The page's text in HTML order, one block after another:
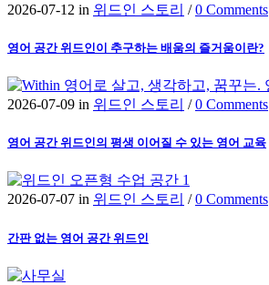
2026-07-12 in 위드인 스토리 /0 Comments
영어 공간 위드인이 추구하는 배움의 즐거움이란?
2026-07-09 in 위드인 스토리 /0 Comments
영어 공간 위드인의 평생 이어질 수 있는 영어 교육
2026-07-07 in 위드인 스토리 /0 Comments
간판 없는 영어 공간 위드인